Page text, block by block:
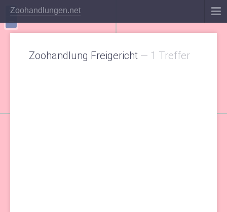
Zoohandlungen.net
Zoohandlung Freigericht — 1 Treffer
+
−